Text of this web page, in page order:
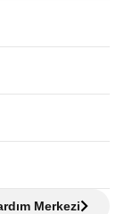
Merkezi